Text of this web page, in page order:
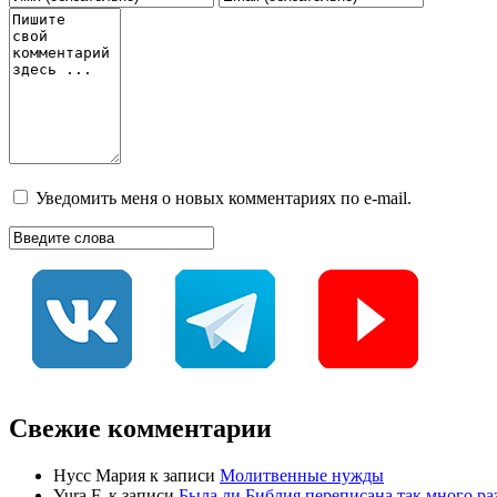
Уведомить меня о новых комментариях по e-mail.
Свежие комментарии
Нусс Мария к записи Молитвенные нужды